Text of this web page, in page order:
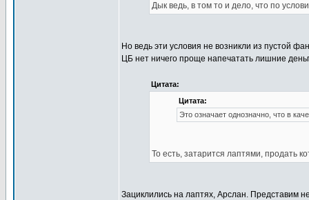
Дык ведь, в том то и дело, что по
Но ведь эти условия не возникли из пустой
ЦБ нет ничего проще напечатать лишние
Цитата:
Цитата:
Это означает однозначно, что в
То есть, затарится лаптями, продать
Зациклились на лаптях, Арслан. Представим